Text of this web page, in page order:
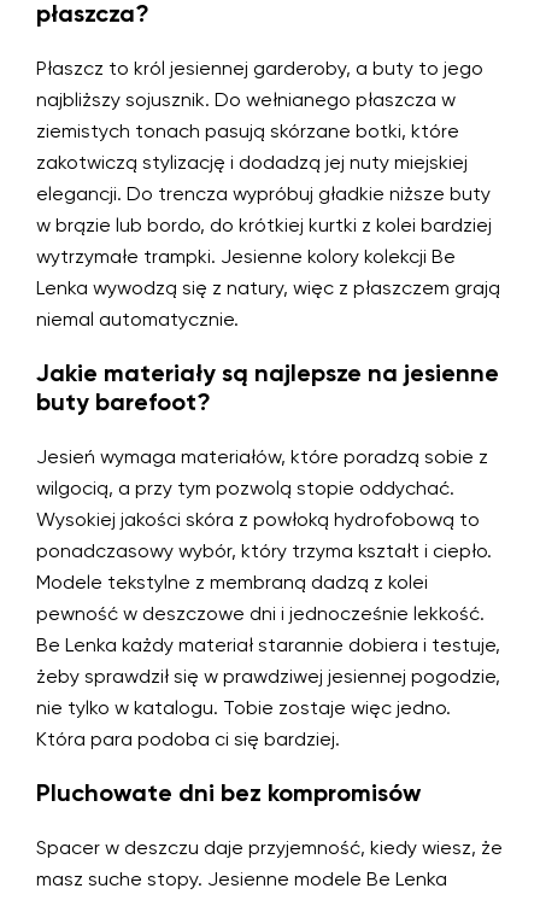
płaszcza?
Płaszcz to król jesiennej garderoby, a buty to jego
najbliższy sojusznik. Do wełnianego płaszcza w
ziemistych tonach pasują skórzane botki, które
zakotwiczą stylizację i dodadzą jej nuty miejskiej
elegancji. Do trencza wypróbuj gładkie niższe buty
w brązie lub bordo, do krótkiej kurtki z kolei bardziej
wytrzymałe trampki. Jesienne kolory kolekcji Be
Lenka wywodzą się z natury, więc z płaszczem grają
niemal automatycznie.
Jakie materiały są najlepsze na jesienne
buty barefoot?
Jesień wymaga materiałów, które poradzą sobie z
wilgocią, a przy tym pozwolą stopie oddychać.
Wysokiej jakości skóra z powłoką hydrofobową to
ponadczasowy wybór, który trzyma kształt i ciepło.
Modele tekstylne z membraną dadzą z kolei
pewność w deszczowe dni i jednocześnie lekkość.
Be Lenka każdy materiał starannie dobiera i testuje,
żeby sprawdził się w prawdziwej jesiennej pogodzie,
nie tylko w katalogu. Tobie zostaje więc jedno.
Która para podoba ci się bardziej.
Pluchowate dni bez kompromisów
Spacer w deszczu daje przyjemność, kiedy wiesz, że
masz suche stopy. Jesienne modele Be Lenka